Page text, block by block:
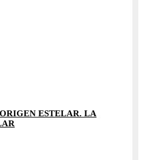
ESTELAR. LA